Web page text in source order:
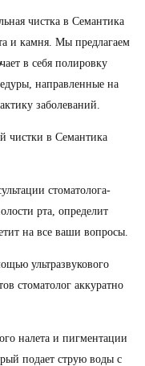
чистка в Семантика
и камня. Мы предлагаем
в себя полировку
направленные на
заболеваний.
чистки в Семантика
стоматолога-
рта, определит
на все ваши вопросы.
ультразвукового
стоматолог аккуратно
налета и пигментации
подает струю воды с